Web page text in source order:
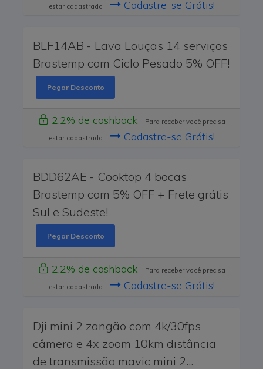
estar cadastrado Cadastre-se Grátis!
BLF14AB - Lava Louças 14 serviços
Brastemp com Ciclo Pesado 5% OFF!
Pegar Desconto
2,2% de cashback
Para receber você precisa
estar cadastrado
Cadastre-se Grátis!
BDD62AE - Cooktop 4 bocas
Brastemp com 5% OFF + Frete grátis
Sul e Sudeste!
Pegar Desconto
2,2% de cashback
Para receber você precisa
estar cadastrado
Cadastre-se Grátis!
Dji mini 2 zangão com 4k/30fps
câmera e 4x zoom 10km distância
de transmissão mavic mini 2...